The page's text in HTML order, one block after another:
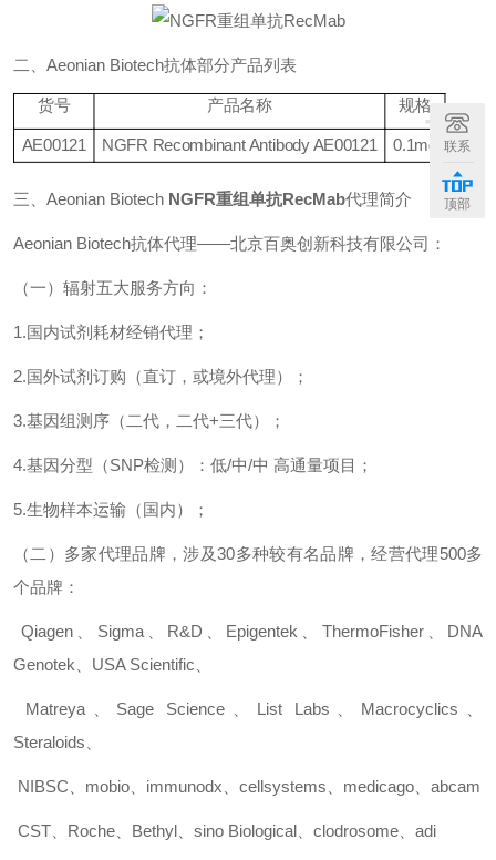
二、 Aeonian Biotech抗体部分产品列表
+
货号 产品名称 规格
AE001 21 NGFR Recombinant Antibody AE00121 0.1mg
三、 Aeonian Biotech NGFR重组单抗RecMab代理简介
Aeonian Biotech抗体代理——北京百奥创新科技有限公司：
（一）辐射五大服务方向：
1.国内试剂耗材经销代理；
2.国外试剂订购（直订，或境外代理）；
3.基因组测序（二代，二代+三代）；
4.基因分型（SNP检测）：低/中/中 高通量项目；
5.生物样本运输（国内）；
（二）多家代理品牌，涉及30多种较有名品牌，经营代理500多
个品牌：
Qiagen Sigma、 R&D Epigentek ThermoFisher、 DNA
Genotek
USA Scientific
Matreya、 Sage Science List Labs Macrocyclics
Steraloids
NIBSC mobio immunodx cellsystems medicago abcam
CST Roche Bethyl sino Biological clodrosome adi
联系
顶部